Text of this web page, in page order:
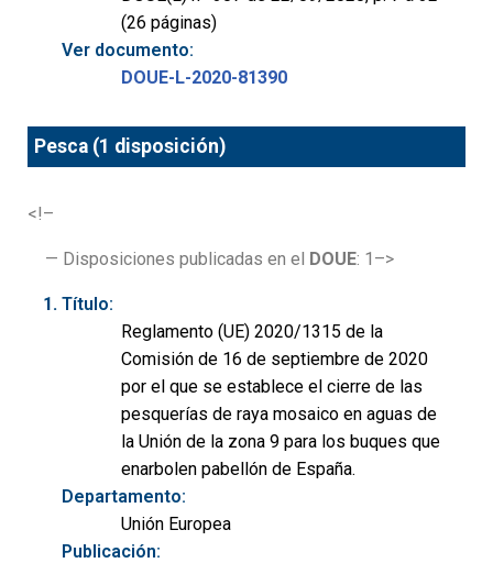
(26 páginas)
Ver documento:
DOUE-L-2020-81390
Pesca (1 disposición)
<!–
— Disposiciones publicadas en el DOUE: 1–>
Título:
Reglamento (UE) 2020/1315 de la
Comisión de 16 de septiembre de 2020
por el que se establece el cierre de las
pesquerías de raya mosaico en aguas de
la Unión de la zona 9 para los buques que
enarbolen pabellón de España.
Departamento:
Unión Europea
Publicación: